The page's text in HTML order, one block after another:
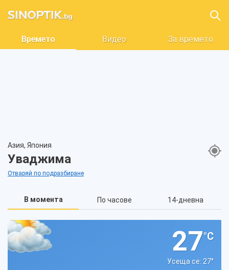
Времето Видео За времето
Азия, Япония
Уваджима
Отваряй по подразбиране
В момента По часове 14-дневна
27°C
Усеща се: 27°